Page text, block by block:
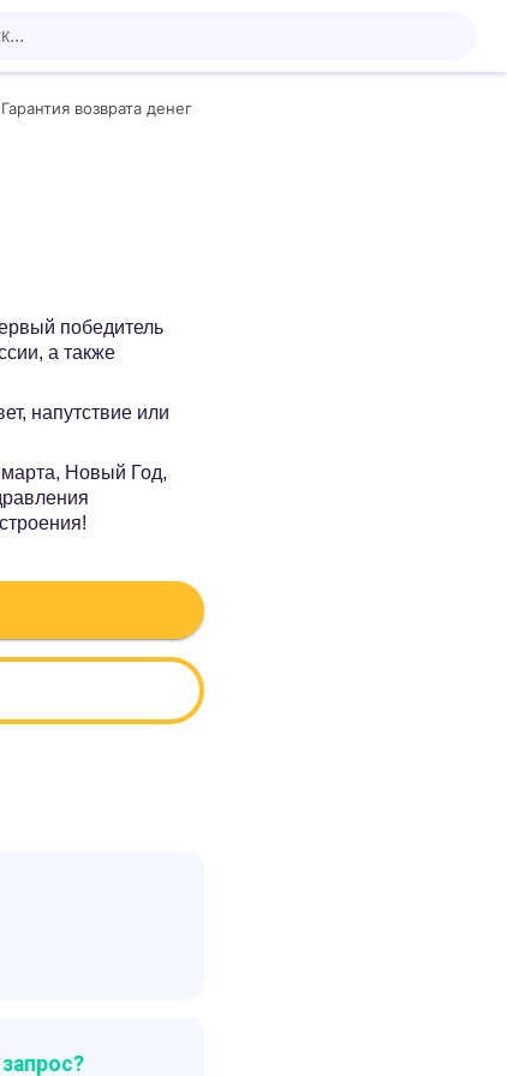
Гарантия возврата денег
победитель
а также
напутствие или
Новый Год,